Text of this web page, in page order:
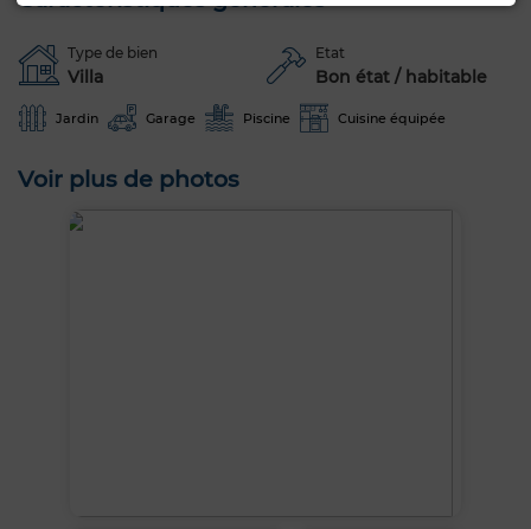
Type de bien
Villa
Etat
Bon état / habitable
Jardin Garage Piscine Cuisine équipée
Voir plus de photos